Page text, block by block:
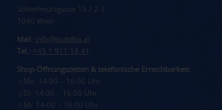
Schleifmühlgasse 15 / 2-3
1040 Wien
Mail: info@buddha.at
Tel.: +43 1 911 18 41
Shop-Öffnungszeiten & telefonische Erreichbarkeit:
-) Mo: 14:00 – 16:00 Uhr
-) Di: 14:00 – 16:00 Uhr
-) Mi: 14:00 – 16:00 Uhr